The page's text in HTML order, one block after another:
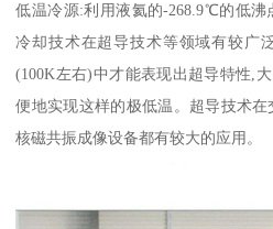
低温冷源:利用液氦的-268.9℃的低沸
冷却技术在超导技术等领域有较广
(100K左右)中才能表现出超导特性,
便地实现这样的极低温。超导技术
核磁共振成像设备都有较大的应用。